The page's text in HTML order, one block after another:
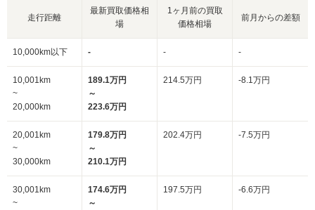
走行距離
最新買取価格相
場
1ヶ月前の買取
価格相場
前月からの差額
10,000km以下 - - -
10,001km
~
20,000km
189.1万円
～
223.6万円
214.5万円 -8.1万円
20,001km
~
30,000km
179.8万円
～
210.1万円
202.4万円 -7.5万円
30,001km
~
174.6万円
～
197.5万円 -6.6万円